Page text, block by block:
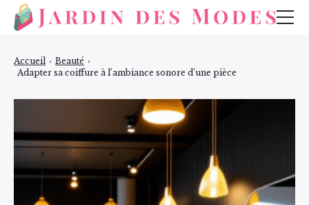
Accueil › Beauté ›
Adapter sa coiffure à l’ambiance sonore d’une pièce
Bijoux